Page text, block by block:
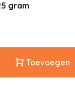
gram
Toevoegen